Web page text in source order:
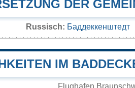
DER
Russisch: Баддеккенштедт
IM